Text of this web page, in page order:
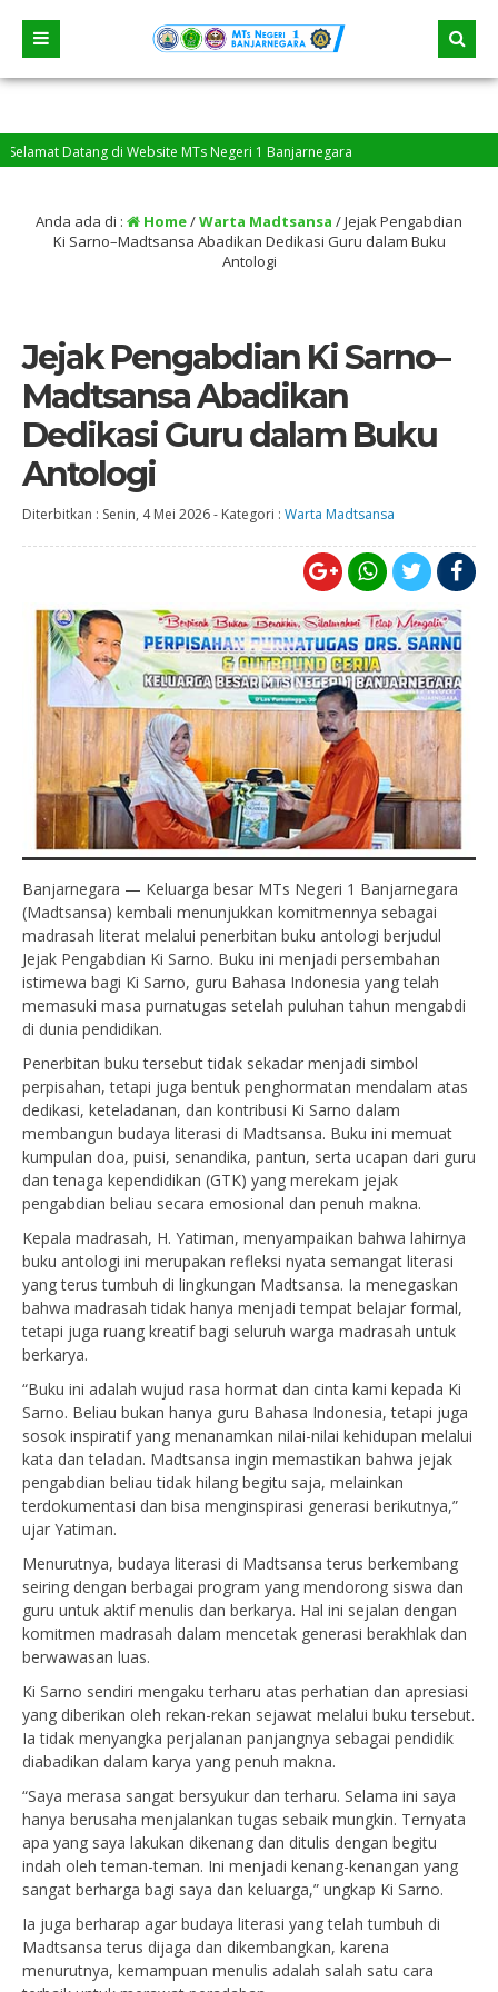
Datang di Website MTs Negeri 1 Banjarnegara
Anda ada di : Home/Warta Madtsansa /Jejak Pengabdian
Ki Sarno–Madtsansa Abadikan Dedikasi Guru dalam Buku
Antologi
Jejak Pengabdian Ki Sarno–
Madtsansa Abadikan
Dedikasi Guru dalam Buku
Antologi
Diterbitkan : Senin, 4 Mei 2026- Kategori : Warta Madtsansa
Banjarnegara — Keluarga besar MTs Negeri 1 Banjarnegara
(Madtsansa) kembali menunjukkan komitmennya sebagai
madrasah literat melalui penerbitan buku antologi berjudul
Jejak Pengabdian Ki Sarno. Buku ini menjadi persembahan
istimewa bagi Ki Sarno, guru Bahasa Indonesia yang telah
memasuki masa purnatugas setelah puluhan tahun mengabdi
di dunia pendidikan.
Penerbitan buku tersebut tidak sekadar menjadi simbol
perpisahan, tetapi juga bentuk penghormatan mendalam atas
dedikasi, keteladanan, dan kontribusi Ki Sarno dalam
membangun budaya literasi di Madtsansa. Buku ini memuat
kumpulan doa, puisi, senandika, pantun, serta ucapan dari guru
dan tenaga kependidikan (GTK) yang merekam jejak
pengabdian beliau secara emosional dan penuh makna.
Kepala madrasah, H. Yatiman, menyampaikan bahwa lahirnya
buku antologi ini merupakan refleksi nyata semangat literasi
yang terus tumbuh di lingkungan Madtsansa. Ia menegaskan
bahwa madrasah tidak hanya menjadi tempat belajar formal,
tetapi juga ruang kreatif bagi seluruh warga madrasah untuk
berkarya.
“Buku ini adalah wujud rasa hormat dan cinta kami kepada Ki
Sarno. Beliau bukan hanya guru Bahasa Indonesia, tetapi juga
sosok inspiratif yang menanamkan nilai-nilai kehidupan melalui
kata dan teladan. Madtsansa ingin memastikan bahwa jejak
pengabdian beliau tidak hilang begitu saja, melainkan
terdokumentasi dan bisa menginspirasi generasi berikutnya,”
ujar Yatiman.
Menurutnya, budaya literasi di Madtsansa terus berkembang
seiring dengan berbagai program yang mendorong siswa dan
guru untuk aktif menulis dan berkarya. Hal ini sejalan dengan
komitmen madrasah dalam mencetak generasi berakhlak dan
berwawasan luas.
Ki Sarno sendiri mengaku terharu atas perhatian dan apresiasi
yang diberikan oleh rekan-rekan sejawat melalui buku tersebut.
Ia tidak menyangka perjalanan panjangnya sebagai pendidik
diabadikan dalam karya yang penuh makna.
“Saya merasa sangat bersyukur dan terharu. Selama ini saya
hanya berusaha menjalankan tugas sebaik mungkin. Ternyata
apa yang saya lakukan dikenang dan ditulis dengan begitu
indah oleh teman-teman. Ini menjadi kenang-kenangan yang
sangat berharga bagi saya dan keluarga,” ungkap Ki Sarno.
Ia juga berharap agar budaya literasi yang telah tumbuh di
Madtsansa terus dijaga dan dikembangkan, karena
menurutnya, kemampuan menulis adalah salah satu cara